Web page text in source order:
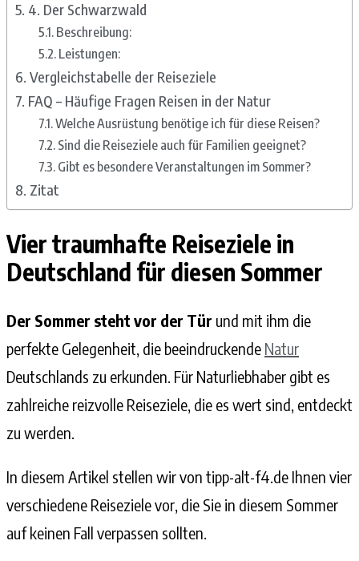
4. Der Schwarzwald
Beschreibung:
Leistungen:
Vergleichstabelle der Reiseziele
FAQ – Häufige Fragen Reisen in der Natur
Welche Ausrüstung benötige ich für diese Reisen?
Sind die Reiseziele auch für Familien geeignet?
Gibt es besondere Veranstaltungen im Sommer?
Zitat
Vier traumhafte Reiseziele in
Deutschland für diesen Sommer
Der Sommer steht vor der Tür und mit ihm die
perfekte Gelegenheit, die beeindruckende Natur
Deutschlands zu erkunden. Für Naturliebhaber gibt es
zahlreiche reizvolle Reiseziele, die es wert sind, entdeckt
zu werden.
In diesem Artikel stellen wir von tipp-alt-f4.de Ihnen vier
verschiedene Reiseziele vor, die Sie in diesem Sommer
auf keinen Fall verpassen sollten.